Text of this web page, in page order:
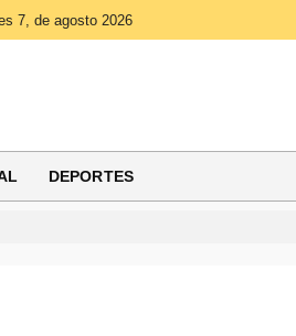
7, de agosto 2026
DEPORTES